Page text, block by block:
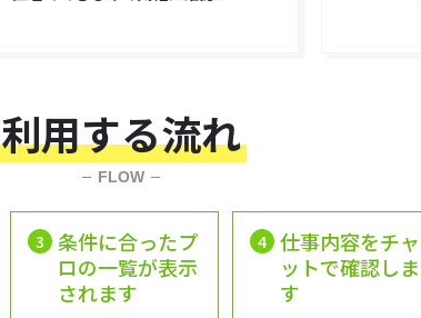
利用する流れ
FLOW
3
条件に合ったプ
ロの一覧が表示
されます
4 仕事内容をチャ
ットで確認しま
す